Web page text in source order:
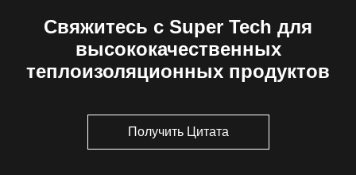
Свяжитесь с Super Tech для
высококачественных
теплоизоляционных продуктов
Получить Цитата